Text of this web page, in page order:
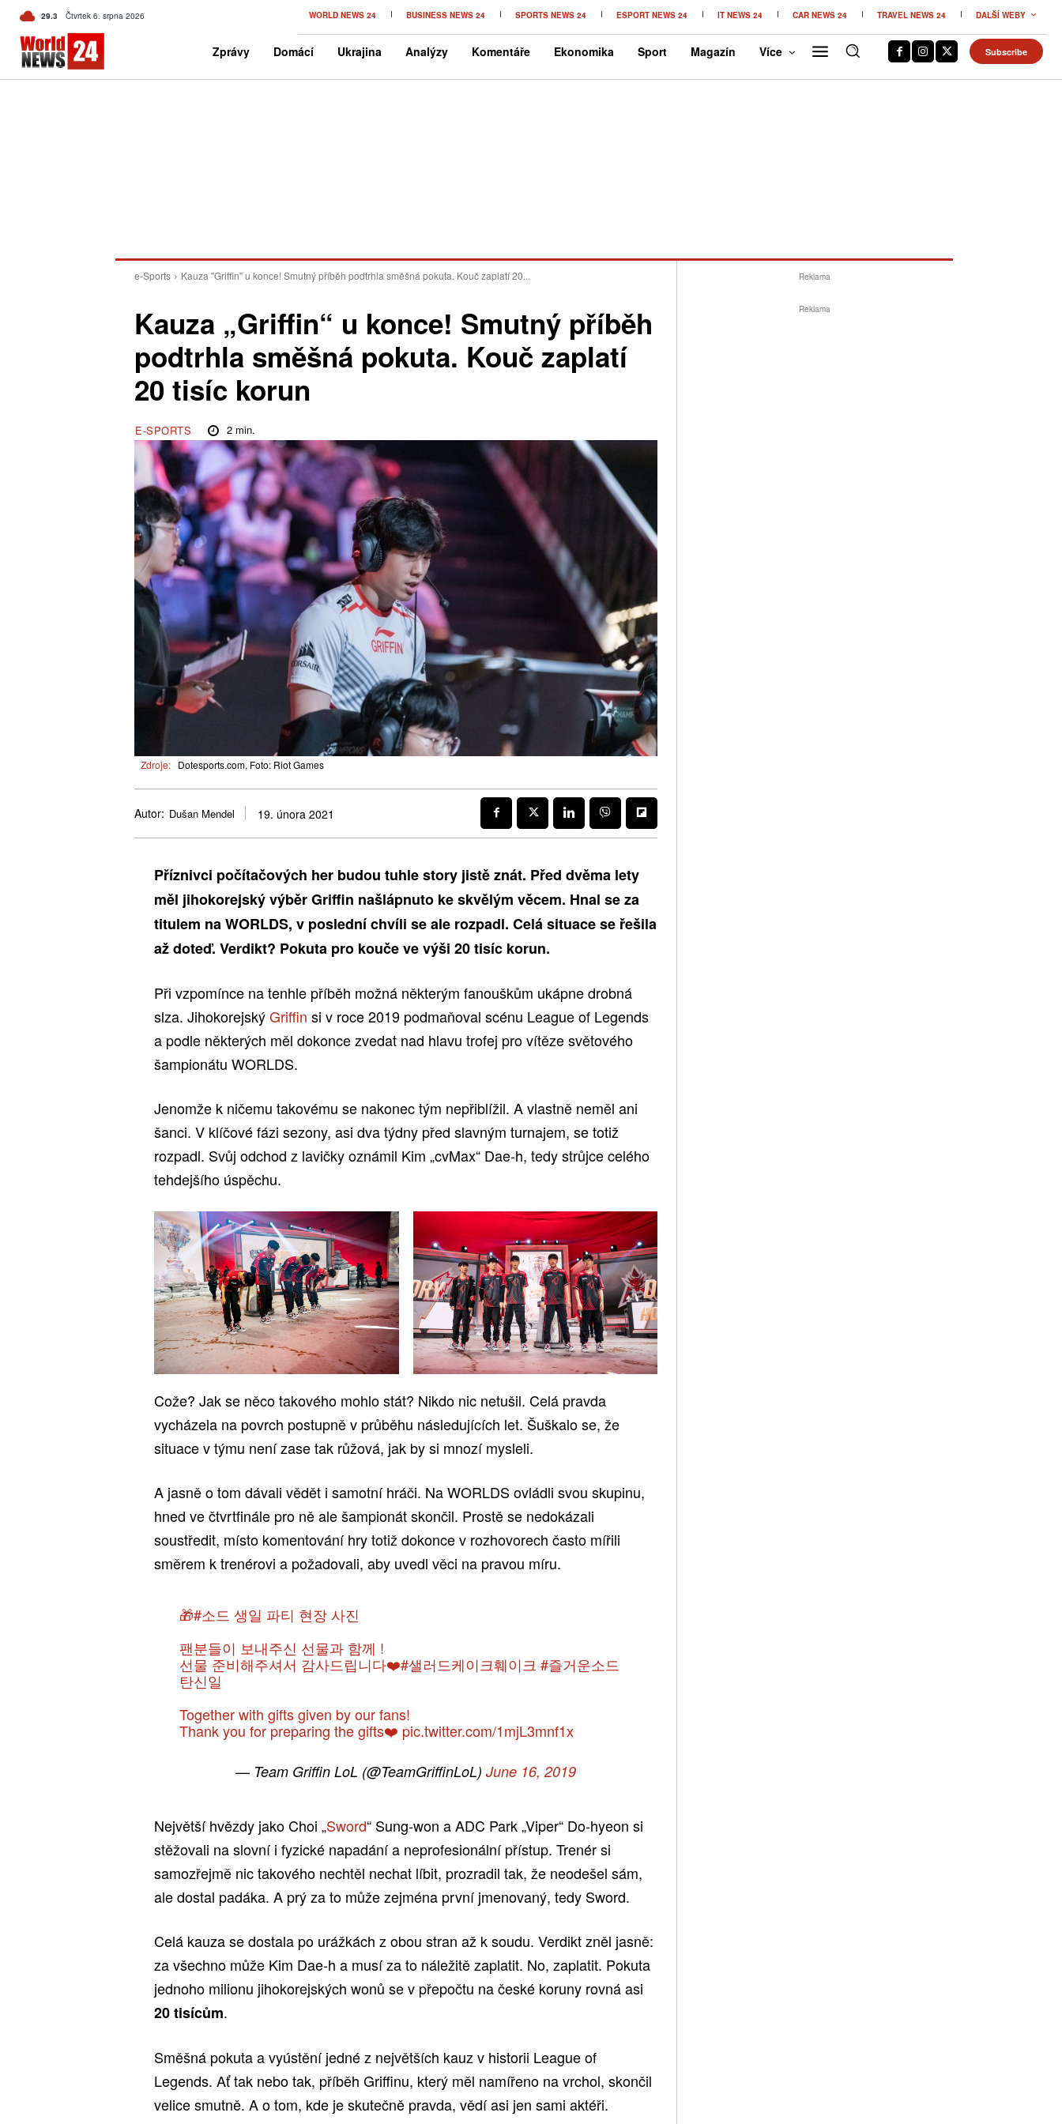
29.3 C Czech
Čtvrtek 6. srpna 2026 WORLD NEWS 24 BUSINESS NEWS 24 SPORTS NEWS 24 ESPORT NEWS 24 IT NEWS 24 CAR NEWS 24 TRAVEL NEWS 24 DALŠÍ WEBY
Zprávy Domácí Ukrajina Analýzy Komentáře Ekonomika Sport Magazín Více Subscribe
e-Sports Kauza "Griffin" u konce! Smutný příběh podtrhla směšná pokuta. Kouč zaplatí 20...
Kauza „Griffin“ u konce! Smutný příběh
podtrhla směšná pokuta. Kouč zaplatí
20 tisíc korun
E-SPORTS 2 min.
Zdroje: Dotesports.com, Foto: Riot Games
Autor: Dušan Mendel 19. února 2021
Příznivci počítačových her budou tuhle story jistě znát. Před dvěma lety
měl jihokorejský výběr Griffin našlápnuto ke skvělým věcem. Hnal se za
titulem na WORLDS, v poslední chvíli se ale rozpadl. Celá situace se řešila
až doteď. Verdikt? Pokuta pro kouče ve výši 20 tisíc korun.
Při vzpomínce na tenhle příběh možná některým fanouškům ukápne drobná
slza. JihokorejskýGriffin si v roce 2019 podmaňoval scénu League of Legends
a podle některých měl dokonce zvedat nad hlavu trofej pro vítěze světového
šampionátu WORLDS.
Jenomže k ničemu takovému se nakonec tým nepřiblížil. A vlastně neměl ani
šanci. V klíčové fázi sezony, asi dva týdny před slavným turnajem, se totiž
rozpadl. Svůj odchod z lavičky oznámil Kim „cvMax“ Dae-h, tedy strůjce celého
tehdejšího úspěchu.
Cože? Jak se něco takového mohlo stát? Nikdo nic netušil. Celá pravda
vycházela na povrch postupně v průběhu následujících let. Šuškalo se, že
situace v týmu není zase tak růžová, jak by si mnozí mysleli.
A jasně o tom dávali vědět i samotní hráči. Na WORLDS ovládli svou skupinu,
hned ve čtvrtfinále pro ně ale šampionát skončil. Prostě se nedokázali
soustředit, místo komentování hry totiž dokonce v rozhovorech často mířili
směrem k trenérovi a požadovali, aby uvedl věci na pravou míru.
🎁#소드 생일 파티 현장 사진
팬분들이 보내주신 선물과 함께 !
선물 준비해주셔서 감사드립니다❤️#샐러드케이크훼이크 #즐거운소드
탄신일
Together with gifts given by our fans!
Thank you for preparing the gifts❤️ pic.twitter.com/1mjL3mnf1x
— Team Griffin LoL (@TeamGriffinLoL)June 16, 2019
Největší hvězdy jako Choi „Sword“ Sung-won a ADC Park „Viper“ Do-hyeon si
stěžovali na slovní i fyzické napadání a neprofesionální přístup. Trenér si
samozřejmě nic takového nechtěl nechat líbit, prozradil tak, že neodešel sám,
ale dostal padáka. A prý za to může zejména první jmenovaný, tedy Sword.
Celá kauza se dostala po urážkách z obou stran až k soudu. Verdikt zněl jasně:
za všechno může Kim Dae-h a musí za to náležitě zaplatit. No, zaplatit. Pokuta
jednoho milionu jihokorejských wonů se v přepočtu na české koruny rovná asi
20 tisícům.
Směšná pokuta a vyústění jedné z největších kauz v historii League of
Legends. Ať tak nebo tak, příběh Griffinu, který měl namířeno na vrchol, skončil
velice smutně. A o tom, kde je skutečně pravda, vědí asi jen sami aktéři.
Reklama
Reklama